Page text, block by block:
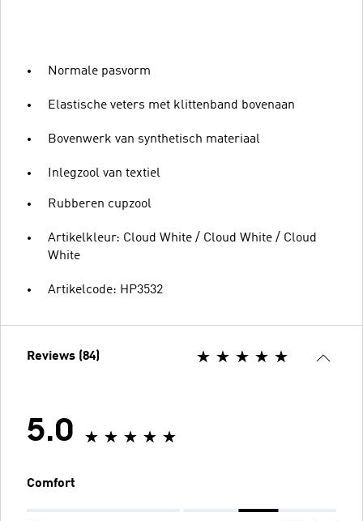
Normale pasvorm
Elastische veters met klittenband bovenaan
Bovenwerk van synthetisch materiaal
Inlegzool van textiel
Rubberen cupzool
Artikelkleur: Cloud White / Cloud White / Cloud
White
Artikelcode: HP3532
Reviews (84)
5.0
Comfort